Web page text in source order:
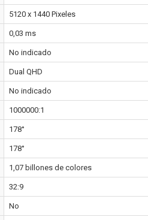
5120 x 1440 Pixeles
0,03 ms
No indicado
Dual QHD
No indicado
1000000:1
178°
178°
1,07 billones de colores
32:9
No